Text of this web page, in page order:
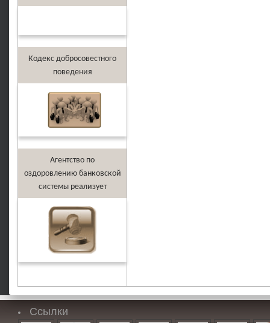
Кодекс добросовестного
поведения
Агентство по
оздоровлению банковской
системы реализует
Ссылки